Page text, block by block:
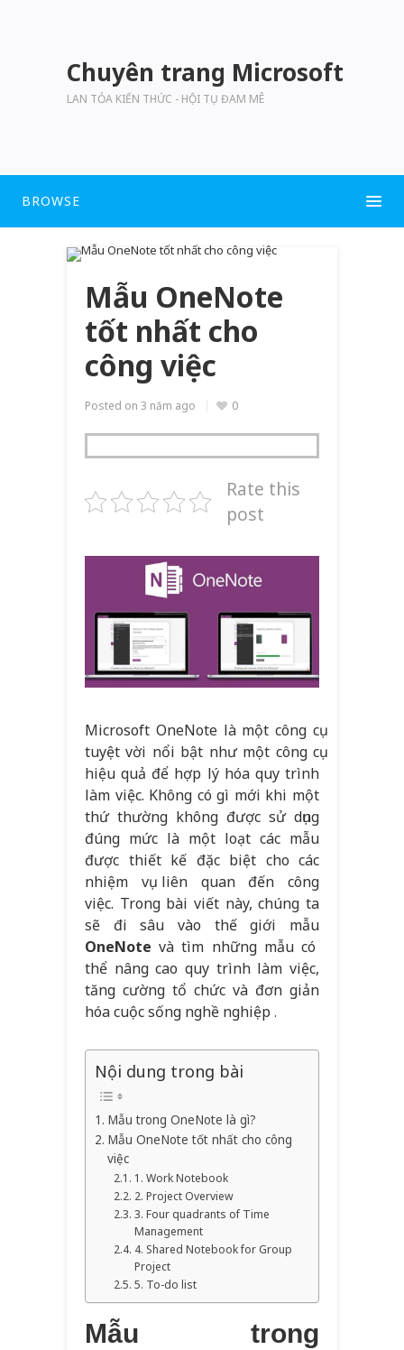
Chuyên trang Microsoft
LAN TỎA KIẾN THỨC - HỘI TỤ ĐAM MÊ
BROWSE
Mẫu OneNote
tốt nhất cho
công việc
Posted on 3 năm ago 0
Rate this
post
Microsoft OneNote là một công cụ
tuyệt vời nổi bật như một công cụ
hiệu quả để hợp lý hóa quy trình
làm việc. Không có gì mới khi một
thứ thường không được sử dụng
đúng mức là một loạt các mẫu
được thiết kế đặc biệt cho các
nhiệm vụ liên quan đến công
việc. Trong bài viết này, chúng ta
sẽ đi sâu vào thế giới mẫu
OneNote và tìm những mẫu có
thể nâng cao quy trình làm việc,
tăng cường tổ chức và đơn giản
hóa cuộc sống nghề nghiệp .
Nội dung trong bài
Mẫu trong OneNote là gì?
Mẫu OneNote tốt nhất cho công
việc
1. Work Notebook
2. Project Overview
3. Four quadrants of Time
Management
4. Shared Notebook for Group
Project
5. To-do list
Mẫu trong